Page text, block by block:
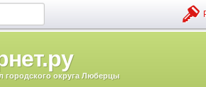
городского округа Люберцы